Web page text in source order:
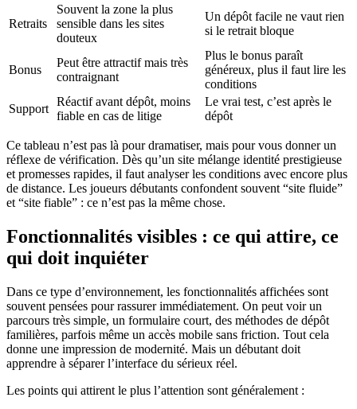
Retraits
Souvent la zone la plus
sensible dans les sites
douteux
Un dépôt facile ne vaut rien
si le retrait bloque
Bonus
Peut être attractif mais très
contraignant
Plus le bonus paraît
généreux, plus il faut lire les
conditions
Support
Réactif avant dépôt, moins
fiable en cas de litige
Le vrai test, c’est après le
dépôt
Ce tableau n’est pas là pour dramatiser, mais pour vous donner un
réflexe de vérification. Dès qu’un site mélange identité prestigieuse
et promesses rapides, il faut analyser les conditions avec encore plus
de distance. Les joueurs débutants confondent souvent “site fluide”
et “site fiable” : ce n’est pas la même chose.
Fonctionnalités visibles : ce qui attire, ce
qui doit inquiéter
Dans ce type d’environnement, les fonctionnalités affichées sont
souvent pensées pour rassurer immédiatement. On peut voir un
parcours très simple, un formulaire court, des méthodes de dépôt
familières, parfois même un accès mobile sans friction. Tout cela
donne une impression de modernité. Mais un débutant doit
apprendre à séparer l’interface du sérieux réel.
Les points qui attirent le plus l’attention sont généralement :